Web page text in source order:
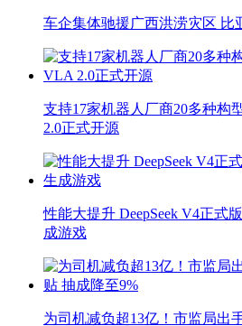
车企集体驰援广西洪涝灾区 比
支持17家机器人厂商20多种构
2.0正式开源
性能大提升 DeepSeek V4正式
成游戏
为司机减负超13亿！市监局出